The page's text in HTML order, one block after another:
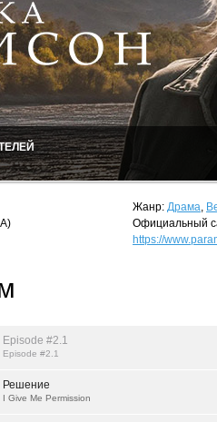
Жанр: Драма,
Официальный
https://
Episode #2.1
Episode #2.1
Решение
I Give Me Permission